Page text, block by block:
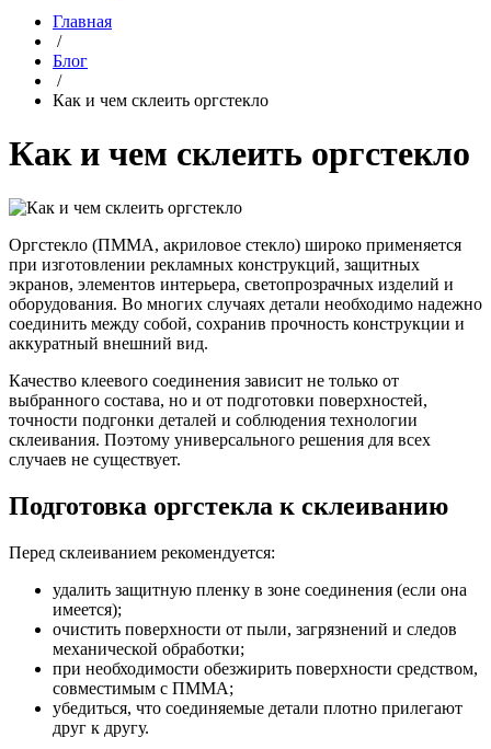
Главная
/
Блог
/
Как и чем склеить оргстекло
Как и чем склеить оргстекло
Оргстекло (ПММА, акриловое стекло) широко применяется
при изготовлении рекламных конструкций, защитных
экранов, элементов интерьера, светопрозрачных изделий и
оборудования. Во многих случаях детали необходимо надежно
соединить между собой, сохранив прочность конструкции и
аккуратный внешний вид.
Качество клеевого соединения зависит не только от
выбранного состава, но и от подготовки поверхностей,
точности подгонки деталей и соблюдения технологии
склеивания. Поэтому универсального решения для всех
случаев не существует.
Подготовка оргстекла к склеиванию
Перед склеиванием рекомендуется:
удалить защитную пленку в зоне соединения (если она
имеется);
очистить поверхности от пыли, загрязнений и следов
механической обработки;
при необходимости обезжирить поверхности средством,
совместимым с ПММА;
убедиться, что соединяемые детали плотно прилегают
друг к другу.